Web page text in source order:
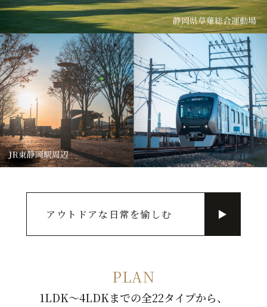
アウトドアな日常を愉しむ ▶
PLAN
1LDK～4LDKまでの全22タイプから、